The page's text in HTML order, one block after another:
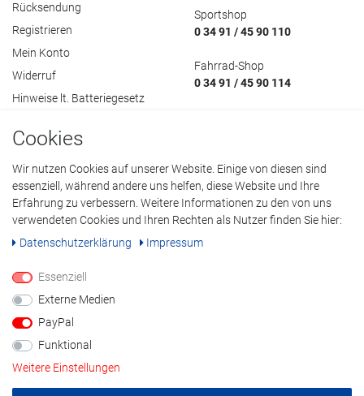
Rücksendung
Registrieren
Mein Konto
Widerruf
Hinweise lt. Batteriegesetz
Sportshop
0 34 91 / 45 90 110
Fahrrad-Shop
0 34 91 / 45 90 114
Datenschutzerklärung • AGB
Impressum
© Copyright 2022 Klöpping GmbH. Alle Rechte vorbehalten.
durchgestrichenen Preisen handelt es sich um ehemalige
unverbindliche Preisempfehlungen des Herstellers.
Heimsportgeräte.
Cookies
Wir nutzen Cookies auf unserer Website. Einige von diesen sind
essenziell, während andere uns helfen, diese Website und Ihre
Erfahrung zu verbessern. Weitere Informationen zu den von uns
verwendeten Cookies und Ihren Rechten als Nutzer finden Sie hier:
Daten­schutz­erklärung
Impressum
Essenziell
Externe Medien
PayPal
Funktional
Weitere Einstellungen